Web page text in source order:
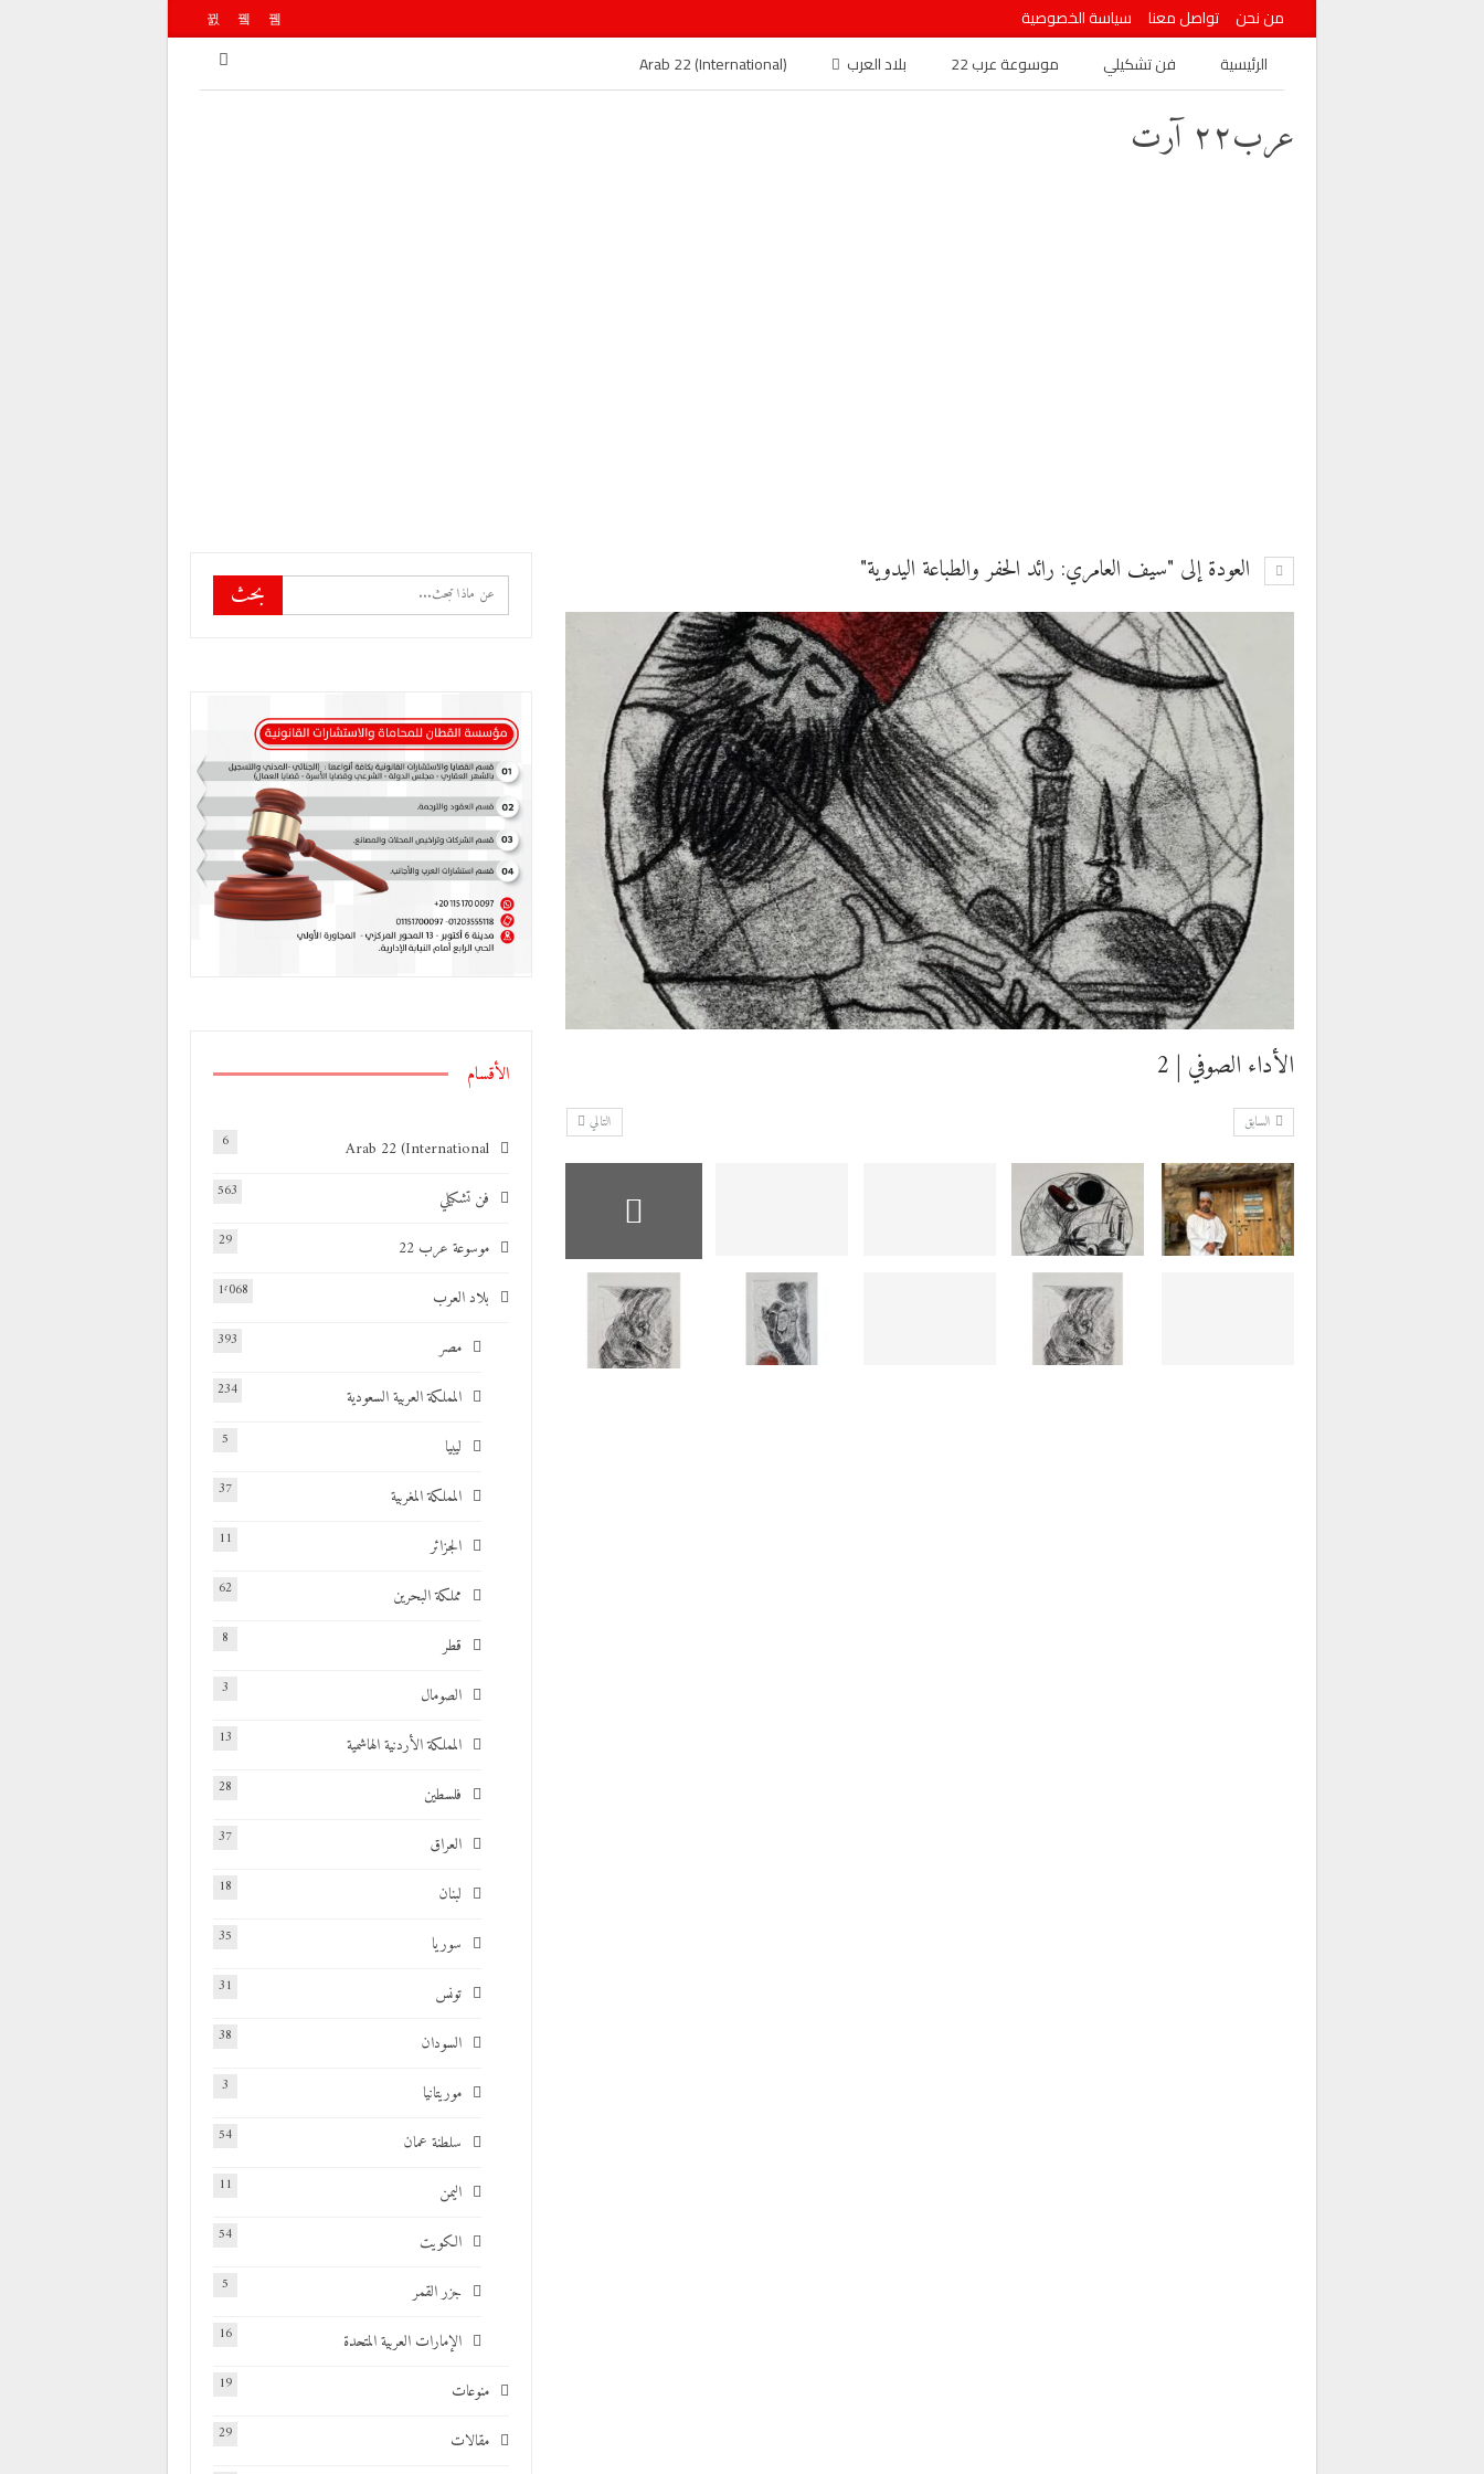
من نحن تواصل معنا
سياسة الخصوصية
الرئيسية
فن تشكيلي موسوعة عرب 22 بلاد العرب Arab 22 (International)
عرب٢٢ آرت
العودة إلى "سيف العامري: رائد الحفر والطباعة اليدوية"
الأداء الصوفي | 2
التالي السابق
الأقسام
Arab 22 (International
6
فن تشكيلي 563
موسوعة عرب 22 29
بلاد العرب 1٬068
مصر 393
المملكة العربية السعودية 234
ليبيا 5
المملكة المغربية 37
الجزائر 11
مملكة البحرين 62
قطر 8
الصومال 3
المملكة الأردنية الهاشمية 13
فلسطين 28
العراق 37
لبنان 18
سوريا 35
تونس 31
السودان 38
موريتانيا 3
سلطنة عمان 54
اليمن 11
الكويت 54
جزر القمر 5
الإمارات العربية المتحدة 16
منوعات 19
مقالات 29